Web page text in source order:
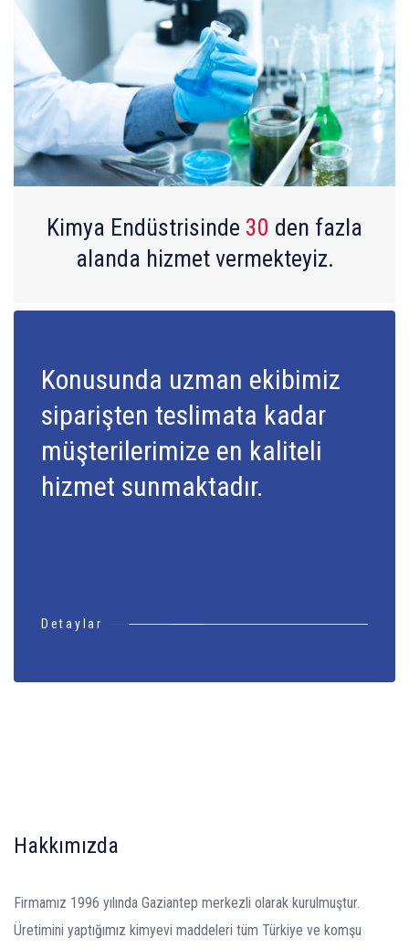
Kimya Endüstrisinde 30 den fazla
alanda hizmet vermekteyiz.
Konusunda uzman ekibimiz
siparişten teslimata kadar
müşterilerimize en kaliteli
hizmet sunmaktadır.
Detaylar
Hakkımızda
Firmamız 1996 yılında Gaziantep merkezli olarak kurulmuştur.
Üretimini yaptığımız kimyevi maddeleri tüm Türkiye ve komşu